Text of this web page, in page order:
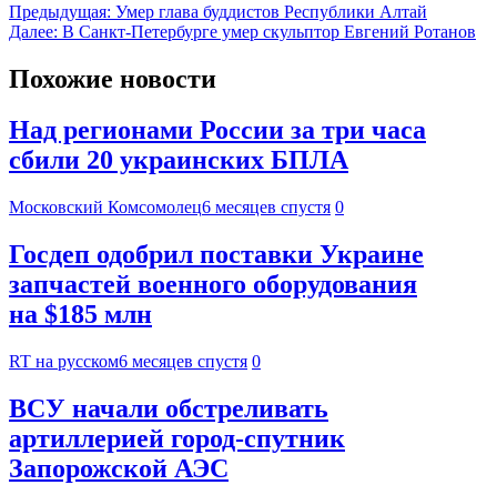
Предыдущая: Умер глава буддистов Республики Алтай
Далее: В Санкт-Петербурге умер скульптор Евгений Ротанов
Похожие новости
Над регионами России за три часа
сбили 20 украинских БПЛА
Московский Комсомолец6 месяцев спустя 0
Госдеп одобрил поставки Украине
запчастей военного оборудования
на $185 млн
RT на русском6 месяцев спустя 0
ВСУ начали обстреливать
артиллерией город-спутник
Запорожской АЭС